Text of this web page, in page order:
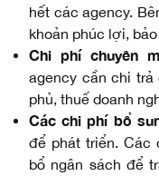
hết các agency.
khoản phúc lợi,
Chi phí chuyên
agency cần chi trả
phủ, thuế doanh
Các chi phí bổ
để phát triển. Các
bổ ngân sách để